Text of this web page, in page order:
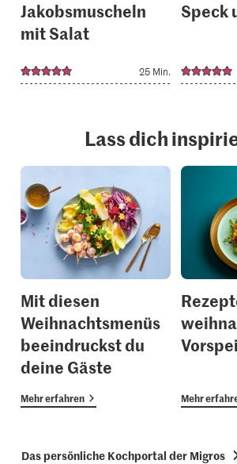
Jakobsmuscheln
mit Salat
25 Min.
Speck
Lass dich
Mit diesen
Weihnachtsmenüs
beeindruckst du
deine Gäste
Mehr erfahren Mehr
Das persönliche Kochportal der Migros